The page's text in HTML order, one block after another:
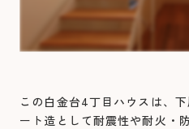
この白金台4丁目ハウスは、
ート造として耐震性や耐火・